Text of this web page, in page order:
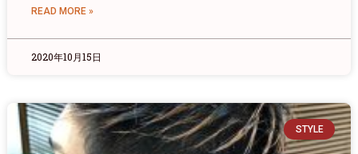
READ MORE »
2020年10月15日
STYLE